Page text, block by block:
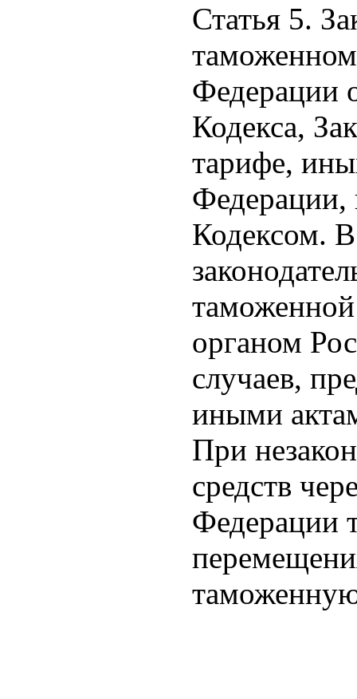
Статья 5.
таможенном
Федерации
Кодекса,
тарифе,
Федерации,
Кодексом.
органом
случаев,
иными
При
средств
Федерации